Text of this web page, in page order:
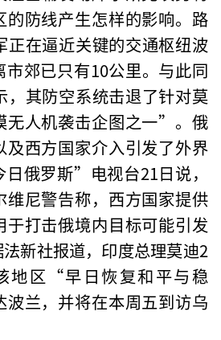
的防线产生怎样的影响。路
正在逼近关键的交通枢纽波
郊已只有10公里。与此同
，其防空系统击退了针对莫
人机袭击企图之一”。俄
及西方国家介入引发了外界
俄罗斯”电视台21日说，
维尼警告称，西方国家提供
打击俄境内目标可能引发
新社报道，印度总理莫迪2
地区“早日恢复和平与稳
兰，并将在本周五到访乌